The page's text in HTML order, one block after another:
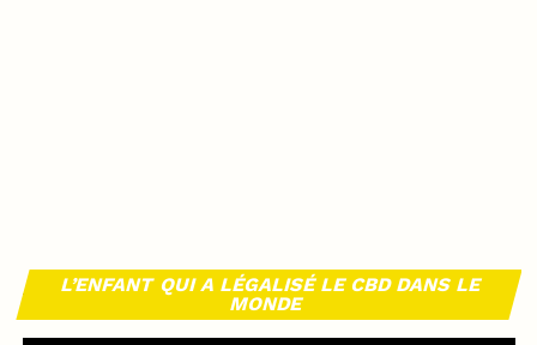
L’ENFANT QUI A LÉGALISÉ LE CBD DANS LE
MONDE